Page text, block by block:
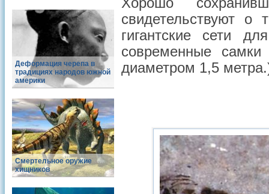
Деформация черепа в
традициях народов южной
америки
Смертельное оружие
хищников
свидетельствуют
гигантские сети
современные самки
диаметром 1,5